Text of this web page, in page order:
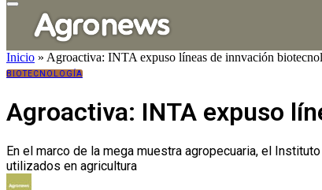
Inicio » Agroactiva: INTA expuso líneas de innvación
BIOTECNOLOGÍA
Agroactiva: INTA expuso
En el marco de la mega muestra agropecuaria, el
utilizados en agricultura